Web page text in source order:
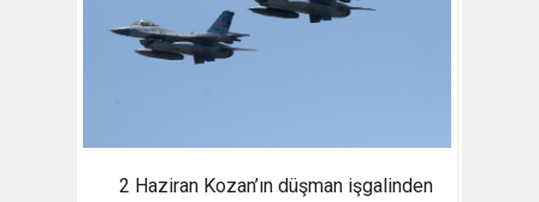
2 Haziran Kozan’ın düşman işgalinden